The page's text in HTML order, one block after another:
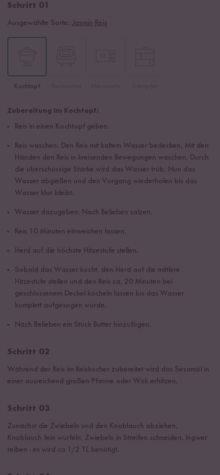
Schritt 01
Ausgewählte Sorte: Jasmin Reis
Kochtopf
Zubereitung im Kochtopf:
Reis in einen Kochtopf geben.
Reis waschen. Den Reis mit kaltem Wasser bedecken. Mit den
Händen den Reis in kreisenden Bewegungen waschen. Durch
die überschüssige Stärke wird das Wasser trüb. Nun das
Wasser abgießen und den Vorgang wiederholen bis das
Wasser klar bleibt.
Wasser dazugeben. Nach Belieben salzen.
Reis 10 Minuten einweichen lassen.
Herd auf die höchste Hitzestufe stellen.
Sobald das Wasser kocht, den Herd auf die mittlere
Hitzestufe stellen und den Reis ca. 20 Minuten bei
geschlossenem Deckel köcheln lassen bis das Wasser
komplett aufgesogen wurde.
Nach Belieben ein Stück Butter hinzufügen.
Schritt 02
Während der Reis im Reiskocher zubereitet wird das Sesamöl in
einer ausreichend großen Pfanne oder Wok erhitzen.
Schritt 03
Zunächst die Zwiebeln und den Knoblauch abziehen.
Knoblauch fein würfeln, Zwiebeln in Streifen schneiden. Ingwer
reiben - es wird ca 1/2 TL benötigt.